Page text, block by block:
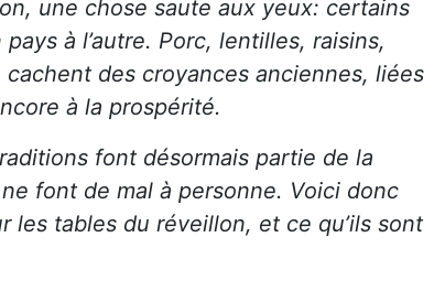
une chose saute aux yeux: certains
à l’autre. Porc, lentilles, raisins,
des croyances anciennes, liées
à la prospérité.
font désormais partie de la
font de mal à personne. Voici donc
les tables du réveillon, et ce qu’ils sont